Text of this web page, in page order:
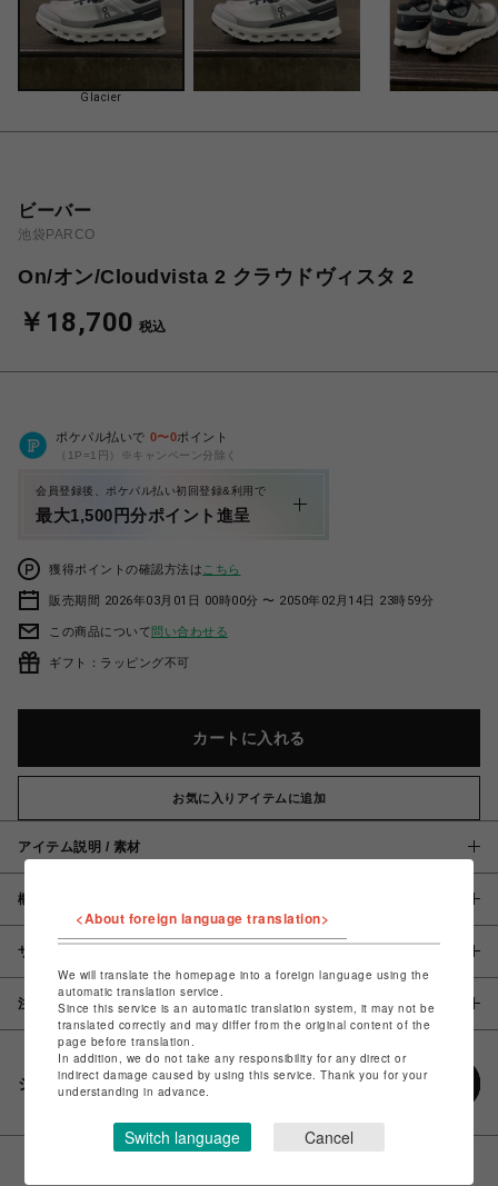
Glacier
ビーバー
池袋PARCO
On/オン/Cloudvista 2 クラウドヴィスタ 2
￥18,700 税込
ポケパル払いで 0〜0ポイント
（1P=1円）※キャンペーン分除く
会員登録後、ポケパル払い初回登録&利用で
最大1,500円分ポイント進呈
獲得ポイントの確認方法は こちら
販売期間 2026年03月01日 00時00分 〜 2050年02月14日 23時59分
この商品について問い合わせる
ギフト：ラッピング不可
カートに入れる
お気に入りアイテムに追加
アイテム説明 / 素材
概要
サイズ
注意事項
シェアする
<About foreign language translation>
We will translate the homepage into a foreign language using the
automatic translation service.
Since this service is an automatic translation system, it may not be
translated correctly and may differ from the original content of the
page before translation.
In addition, we do not take any responsibility for any direct or
indirect damage caused by using this service. Thank you for your
understanding in advance.
Switch language Cancel